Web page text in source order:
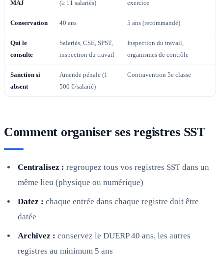
MAJ
(≥ 11 salariés)
exercice
Conservation 40 ans 5 ans (recommandé)
Qui le
consulte
Salariés, CSE, SPST,
inspection du travail
Inspection du travail,
organismes de contrôle
Sanction si
absent
Amende pénale (1
500 €/salarié)
Contravention 5e classe
Comment organiser ses registres SST
Centralisez : regroupez tous vos registres SST dans un
même lieu (physique ou numérique)
Datez : chaque entrée dans chaque registre doit être
datée
Archivez : conservez le DUERP 40 ans, les autres
registres au minimum 5 ans